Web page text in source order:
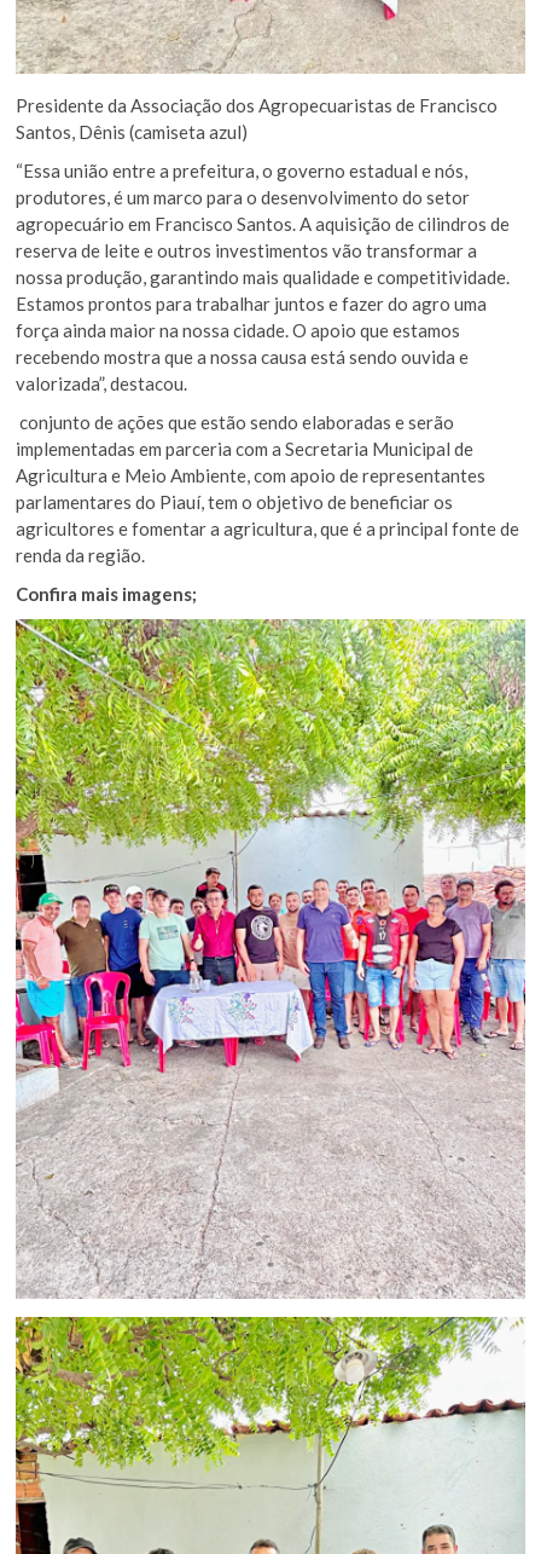
Presidente da Associação dos Agropecuaristas de Francisco
Santos, Dênis (camiseta azul)
“Essa união entre a prefeitura, o governo estadual e nós,
produtores, é um marco para o desenvolvimento do setor
agropecuário em Francisco Santos. A aquisição de cilindros de
reserva de leite e outros investimentos vão transformar a
nossa produção, garantindo mais qualidade e competitividade.
Estamos prontos para trabalhar juntos e fazer do agro uma
força ainda maior na nossa cidade. O apoio que estamos
recebendo mostra que a nossa causa está sendo ouvida e
valorizada”, destacou.
conjunto de ações que estão sendo elaboradas e serão
implementadas em parceria com a Secretaria Municipal de
Agricultura e Meio Ambiente, com apoio de representantes
parlamentares do Piauí, tem o objetivo de beneficiar os
agricultores e fomentar a agricultura, que é a principal fonte de
renda da região.
Confira mais imagens;